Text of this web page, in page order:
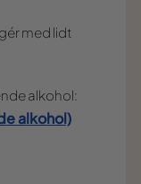
med lidt
alkohol:
alkohol)